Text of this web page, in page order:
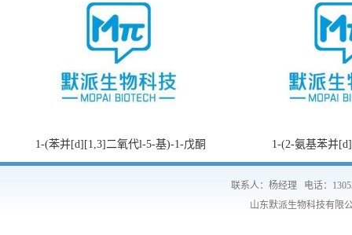
1-(苯并[d][1,3]二氧代l-5-基)-1-戊酮 1-(2-氨基苯并
联系人：杨经理 电话：
山东默派生物科技有限